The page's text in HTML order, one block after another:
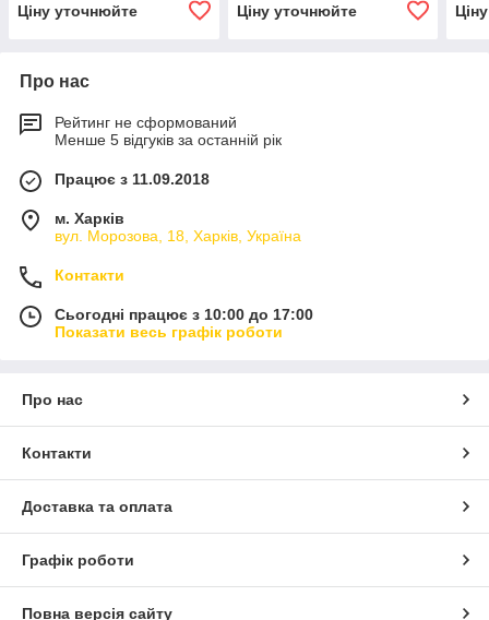
Ціну уточнюйте Ціну уточнюйте
Про нас
Рейтинг не сформований
Менше 5 відгуків за останній рік
Працює з 11.09.2018
м. Харків
вул. Морозова, 18, Харків, Україна
Контакти
Сьогодні працює з 10:00 до 17:00
Показати весь графік роботи
Про нас
Контакти
Доставка та оплата
Графік роботи
Повна версія сайту